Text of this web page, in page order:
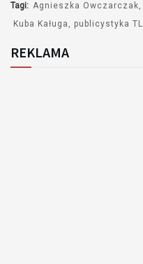
Tagi: Agnieszka Owczarczak
Kuba Kaługa
publicystyka TL
REKLAMA